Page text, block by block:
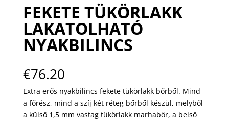
FEKETE TÜKÖRLAKK
LAKATOLHATÓ
NYAKBILINCS
€76.20
Extra erős nyakbilincs fekete tükörlakk bőrből. Mind
a főrész, mind a szíj két réteg bőrből készül, melyből
a külső 1,5 mm vastag tükörlakk marhabőr, a belső